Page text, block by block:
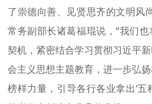
了崇德向善、见贤思齐的文明风
常务副部长诸葛福琨说，“我们
契机，紧密结合学习贯彻习近平
会主义思想主题教育，进一步弘
榜样力量，引导各行各业拿出‘五